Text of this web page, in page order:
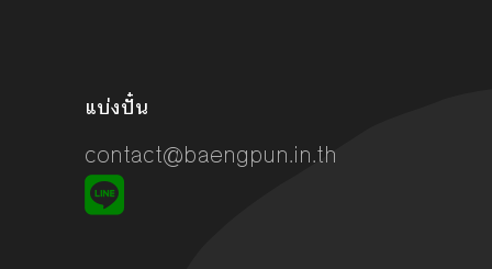
แบ่งปั๋น
contact@baengpun.in.th